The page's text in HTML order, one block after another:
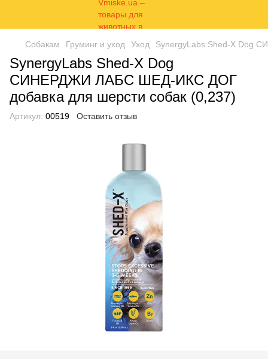
Собакам Груминг и уход Уход SynergyLabs Shed-X Dog
SynergyLabs Shed-X Dog
СИНЕРДЖИ ЛАБС ШЕД-ИКС ДОГ
добавка для шерсти собак (0,237)
Артикул: 00519 Оставить отзыв